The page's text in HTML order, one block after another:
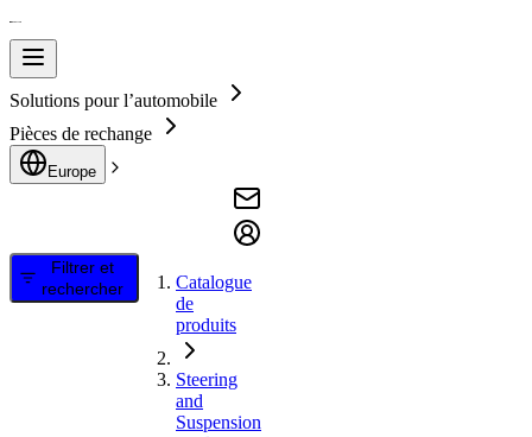
Solutions pour l’automobile
Pièces de rechange
Europe
Filtrer et
rechercher
Catalogue
de
produits
Steering
and
Suspension